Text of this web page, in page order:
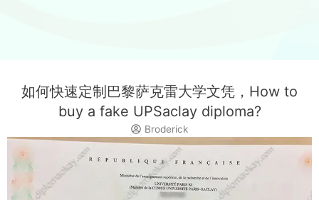
如何快速定制巴黎萨克雷大学文凭，How to
buy a fake UPSaclay diploma?
Broderick